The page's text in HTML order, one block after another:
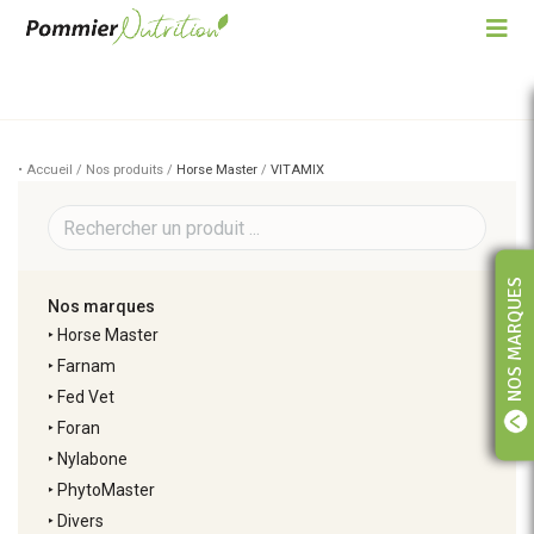
NOS MARQUES
• Accueil / Nos produits / Horse Master / VITAMIX
Nos marques
‣ Horse Master
‣ Farnam
‣ Fed Vet
‣ Foran
‣ Nylabone
‣ PhytoMaster
‣ Divers